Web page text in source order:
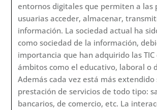
entornos digitales que permiten a las
usuarias acceder, almacenar,
información. La sociedad actual ha
como sociedad de la información,
importancia que han adquirido las
ámbitos como el educativo, laboral o
Además cada vez está más extendido
prestación de servicios de todo tipo:
bancarios, de comercio, etc. La